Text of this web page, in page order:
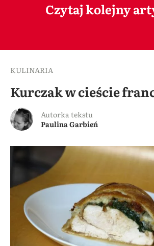
Czytaj kolejny
KULINARIA
Kurczak w cieście
Autorka tekstu
Paulina Garbień